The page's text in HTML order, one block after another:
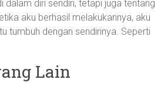
dalam diri sendiri, tetapi juga tentang
aku berhasil melakukannya, aku
tumbuh dengan sendirinya. Seperti
Lain